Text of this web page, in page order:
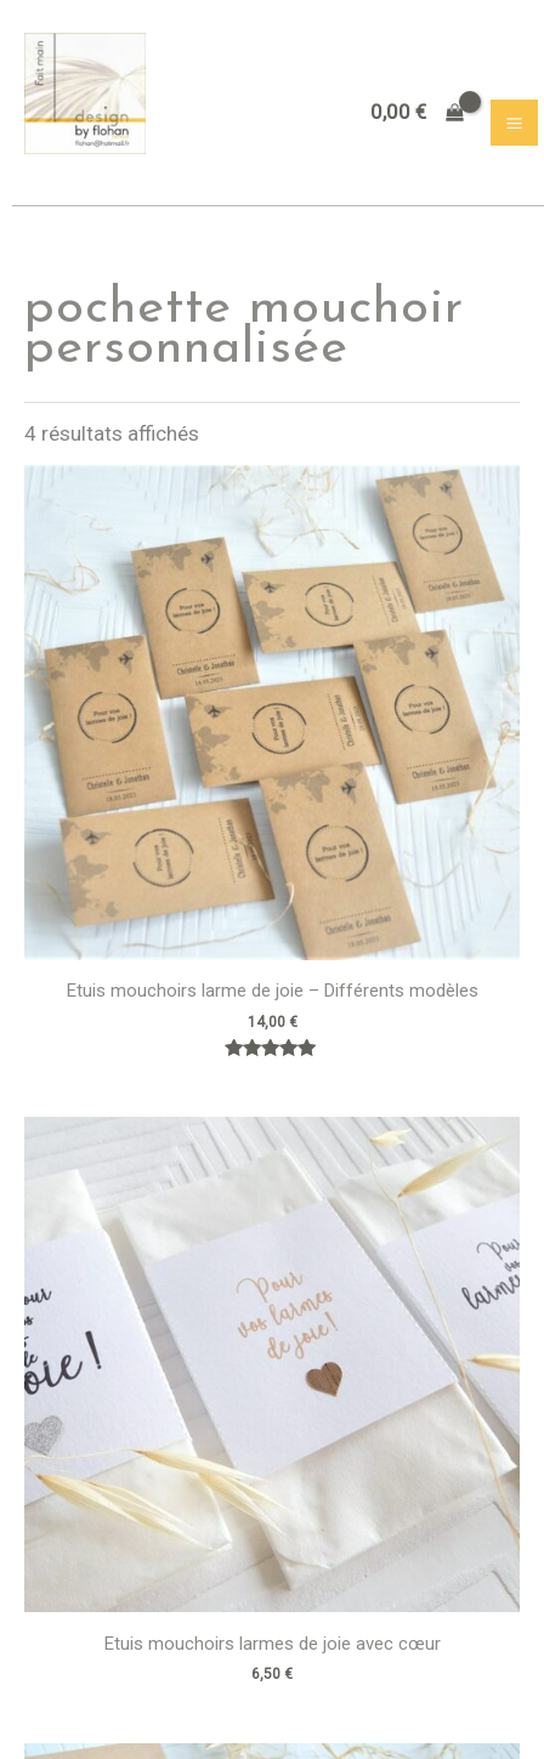
contenu
0,00 €
pochette mouchoir
personnalisée
4 résultats affichés
Etuis mouchoirs larme de joie – Différents modèles
14,00 €
Etuis mouchoirs larmes de joie avec cœur
6,50 €